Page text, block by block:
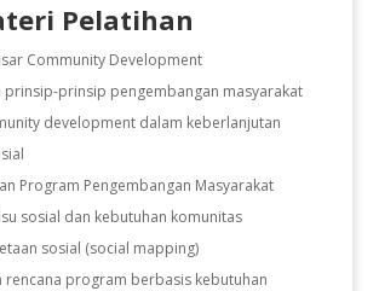
Pelatihan
Community Development
prinsip-prinsip pengembangan masyarakat
development dalam keberlanjutan
Program Pengembangan Masyarakat
sosial dan kebutuhan komunitas
sosial (social mapping)
rencana program berbasis kebutuhan